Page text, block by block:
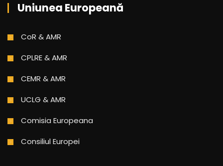
Uniunea Europeană
CoR & AMR
CPLRE & AMR
CEMR & AMR
UCLG & AMR
Comisia Europeana
Consiliul Europei